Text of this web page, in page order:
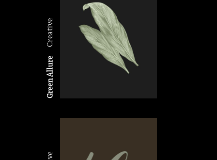
Green Allure
Creative